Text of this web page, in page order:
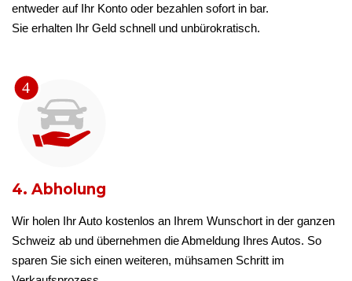
entweder auf Ihr Konto oder bezahlen sofort in bar.
Sie erhalten Ihr Geld schnell und unbürokratisch.
4. Abholung
Wir holen Ihr Auto kostenlos an Ihrem Wunschort in der ganzen
Schweiz ab und übernehmen die Abmeldung Ihres Autos. So
sparen Sie sich einen weiteren, mühsamen Schritt im